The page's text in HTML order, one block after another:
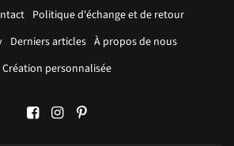
RÉGION
Politique d'échange et de retour
Derniers articles À propos de nous
Création personnalisée